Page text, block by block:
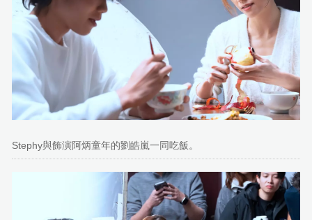
Stephy與飾演阿炳童年的劉皓嵐一同吃飯。